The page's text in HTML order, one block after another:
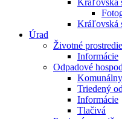
Kráľovská
Kráľovská
Úrad
Životné prostredie
Informácie
Odpadové
Triedený
Informácie
Tlačivá